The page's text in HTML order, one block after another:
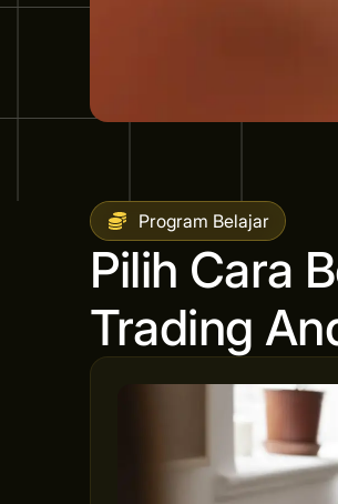
Program Belajar
Pilih Cara
Trading